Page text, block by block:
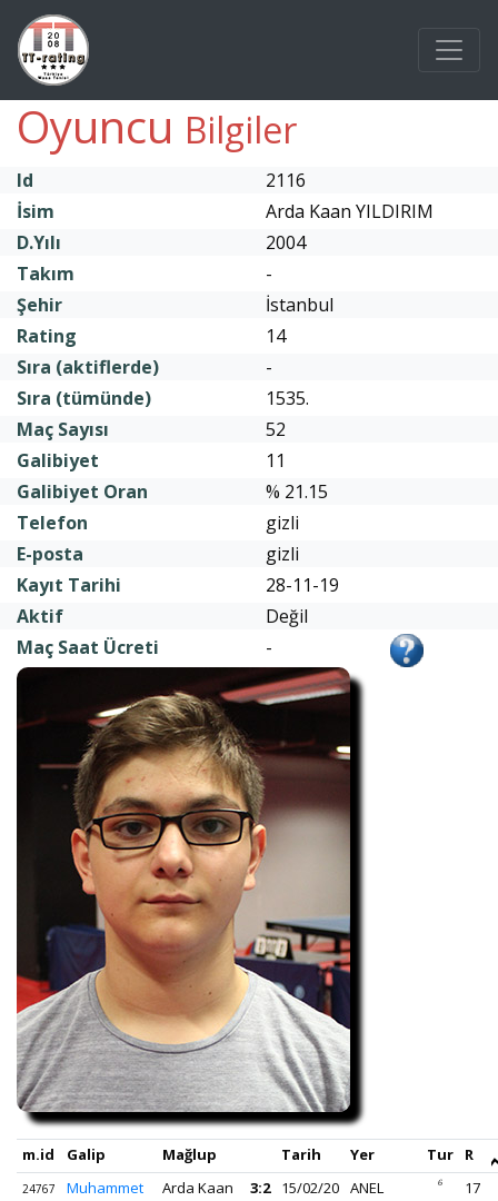
Oyuncu Bilgiler
Id
2116
İsim
Arda Kaan YILDIRIM
D.Yılı
2004
Takım
-
Şehir
İstanbul
Rating
14
Sıra (aktiflerde)
-
Sıra (tümünde)
1535.
Maç Sayısı
52
Galibiyet
11
Galibiyet Oran
% 21.15
Telefon
gizli
E-posta
gizli
Kayıt Tarihi
28-11-19
Aktif
Değil
Maç Saat Ücreti
-
m.id Galip Mağlup Tarih Yer Tur R
24767
Muhammet
Arda Kaan
3:2 15/02/20 ANEL
6 17